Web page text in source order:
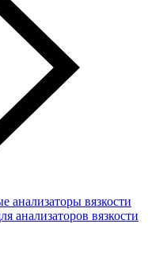
анализаторы вязкости
анализаторов вязкости